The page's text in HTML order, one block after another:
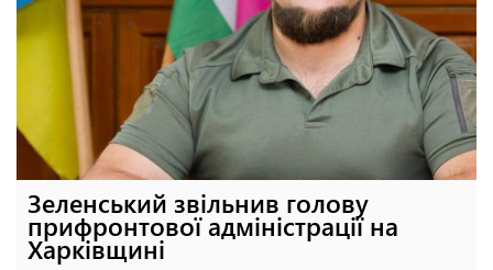
Зеленський звільнив голову
прифронтової адміністрації на
Харківщині